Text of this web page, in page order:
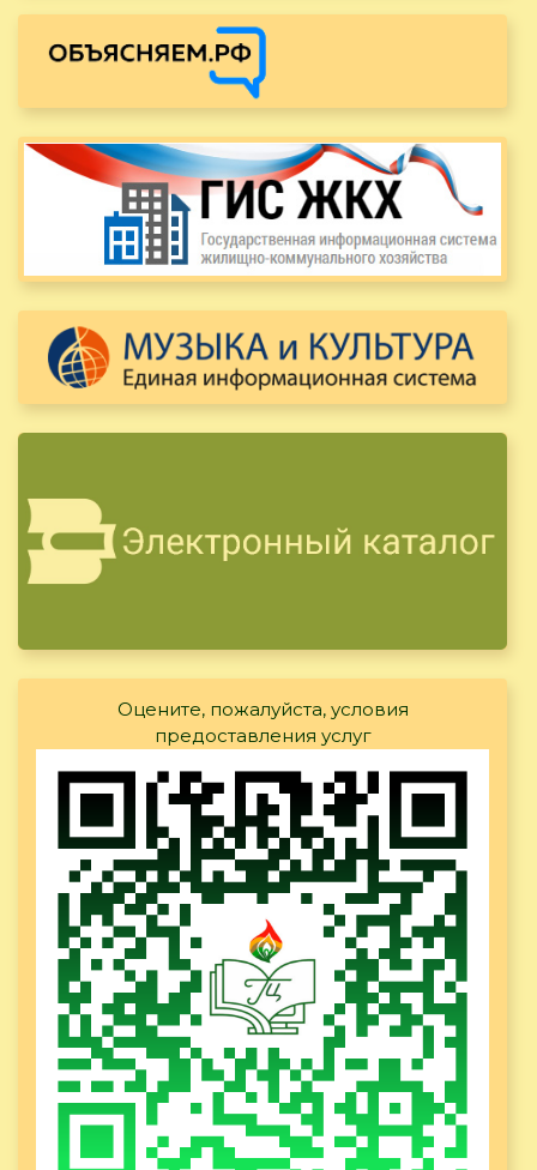
Оцените, пожалуйста, условия
предоставления услуг